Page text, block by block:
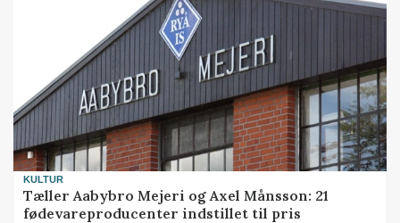
KULTUR
Tæller Aabybro Mejeri og Axel Månsson: 21
fødevareproducenter indstillet til pris